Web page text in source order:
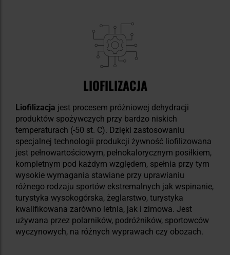
LIOFILIZACJA
Liofilizacja jest procesem próżniowej dehydracji
produktów spożywczych przy bardzo niskich
temperaturach (-50 st. C). Dzięki zastosowaniu
specjalnej technologii produkcji żywność liofilizowana
jest pełnowartościowym, pełnokalorycznym posiłkiem,
kompletnym pod każdym względem, spełnia przy tym
wysokie wymagania stawiane przy uprawianiu
różnego rodzaju sportów ekstremalnych jak wspinanie,
turystyka wysokogórska, żeglarstwo, turystyka
kwalifikowana zarówno letnia, jak i zimowa. Jest
używana przez polarników, podróżników, sportowców
wyczynowych, na różnych wyprawach czy obozach.